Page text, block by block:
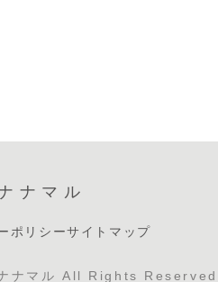
ナマル
ポリシーサイトマップ
ナマル All Rights Reserved.